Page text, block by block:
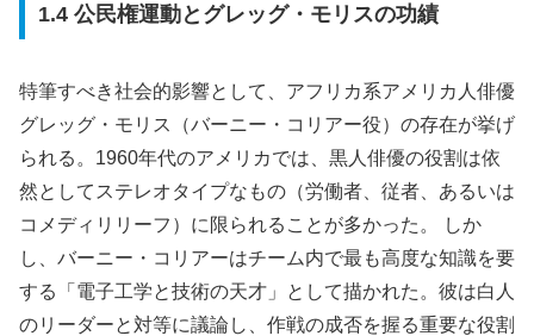
1.4 公民権運動とグレッグ・モリスの功績
特筆すべき社会的影響として、アフリカ系アメリカ人俳優
グレッグ・モリス（バーニー・コリアー役）の存在が挙げ
られる。1960年代のアメリカでは、黒人俳優の役割は依
然としてステレオタイプなもの（労働者、従者、あるいは
コメディリリーフ）に限られることが多かった。 しか
し、バーニー・コリアーはチーム内で最も高度な知識を要
する「電子工学と技術の天才」として描かれた。彼は白人
のリーダーと対等に議論し、作戦の成否を握る重要な役割